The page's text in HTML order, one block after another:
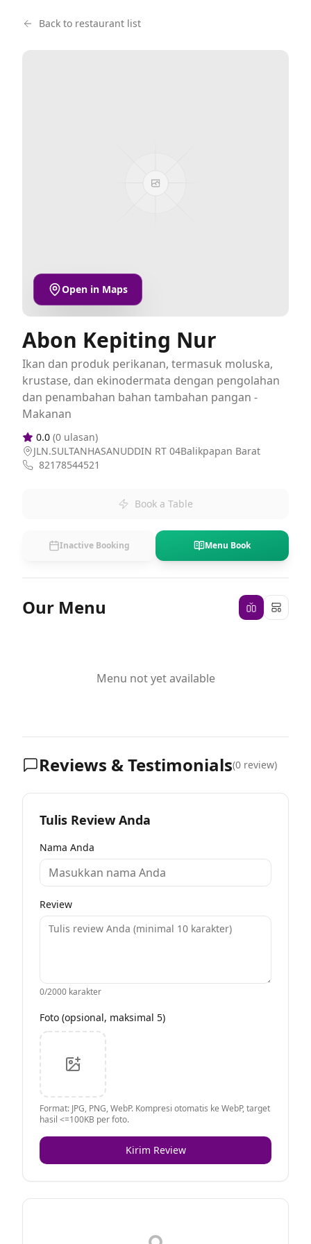
Back to restaurant list
Open in Maps
Abon Kepiting Nur
Ikan dan produk perikanan, termasuk moluska,
krustase, dan ekinodermata dengan pengolahan
dan penambahan bahan tambahan pangan -
Makanan
0.0 (0 ulasan)
JLN.SULTANHASANUDDIN RT 04Balikpapan Barat
82178544521
Book a Table
Inactive Booking Menu Book
Our Menu
Menu not yet available
Reviews & Testimonials(0 review)
Tulis Review Anda
Nama Anda
Review
0/2000 karakter
Foto (opsional, maksimal 5)
Format: JPG, PNG, WebP. Kompresi otomatis ke WebP, target
hasil <=100KB per foto.
Kirim Review